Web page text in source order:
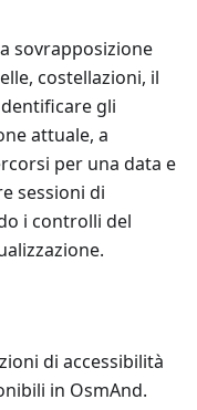
sovrapposizione
costellazioni, il
gli
attuale, a
per una data e
sessioni di
i controlli del
di accessibilità
in OsmAnd.